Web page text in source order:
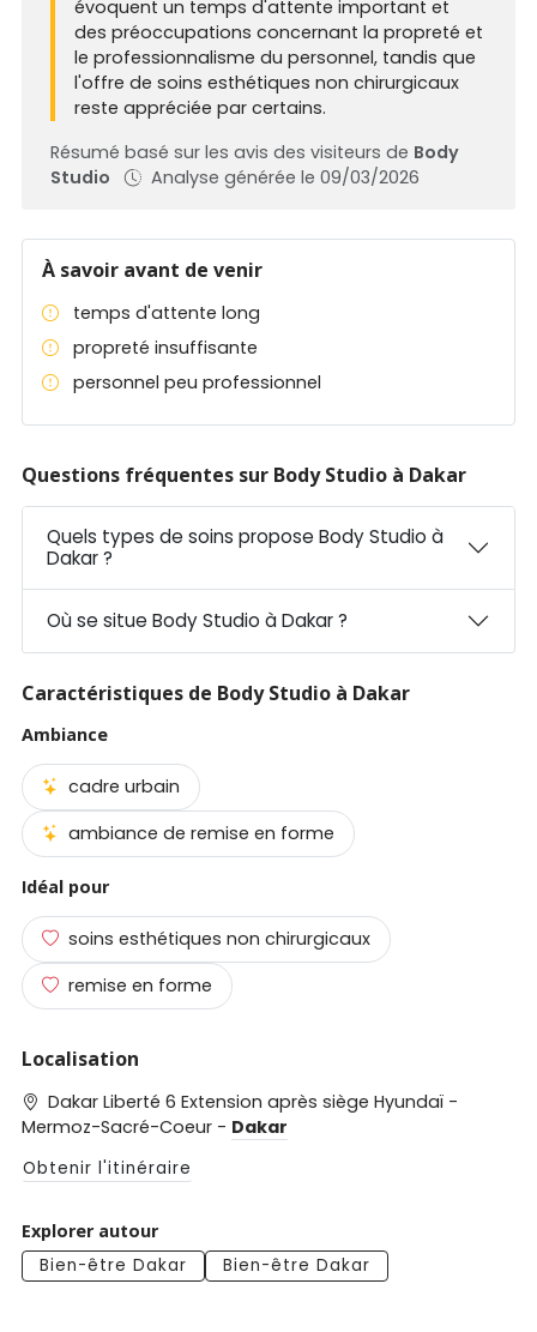
évoquent un temps d'attente important et
des préoccupations concernant la propreté et
le professionnalisme du personnel, tandis que
l'offre de soins esthétiques non chirurgicaux
reste appréciée par certains.
Résumé basé sur les avis des visiteurs de Body
Studio
Analyse générée le 09/03/2026
À savoir avant de venir
temps d'attente long
propreté insuffisante
personnel peu professionnel
Questions fréquentes sur Body Studio à Dakar
Quels types de soins propose Body Studio à
Dakar ?
Où se situe Body Studio à Dakar ?
Caractéristiques de Body Studio à Dakar
Ambiance
cadre urbain
ambiance de remise en forme
Idéal pour
soins esthétiques non chirurgicaux
remise en forme
Localisation
Dakar Liberté 6 Extension après siège Hyundaï -
Mermoz-Sacré-Coeur - Dakar
Obtenir l'itinéraire
Explorer autour
Bien-être Dakar
Bien-être Dakar